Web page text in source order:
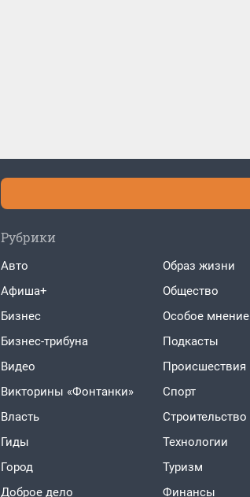
Рубрики
Авто
Афиша+
Бизнес
Бизнес-трибуна
Видео
Викторины «Фонтанки»
Власть
Гиды
Город
Доброе дело
Образ жизни
Общество
Особое мнение
Подкасты
Проиcшествия
Спорт
Строительство
Технологии
Туризм
Финансы